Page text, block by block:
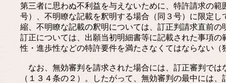
第三者に思わぬ不利益を与えないために、特許請求の
号）、不明瞭な記載を釈明する場合（同３号）に限定
縮、不明瞭な記載の釈明については、訂正判請求直前
訂正については、出願当初明細書等に記載された事項
性・進歩性などの特許要件を満たさなくてはならない
なお、無効審判を請求された場合には、訂正審判では
（１３４条の２）。したがって、無効審判の最中には